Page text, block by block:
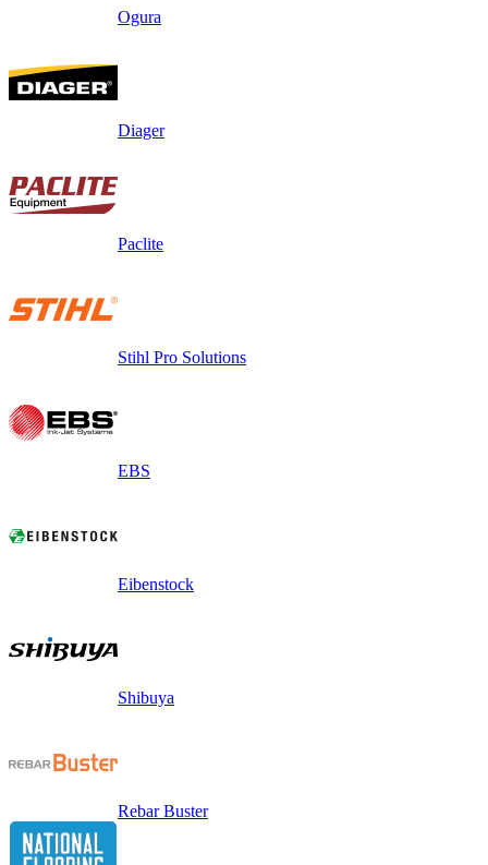
Ogura
Diager
Paclite
Stihl Pro Solutions
EBS
Eibenstock
Shibuya
Rebar Buster